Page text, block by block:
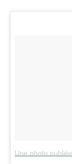
Une photo